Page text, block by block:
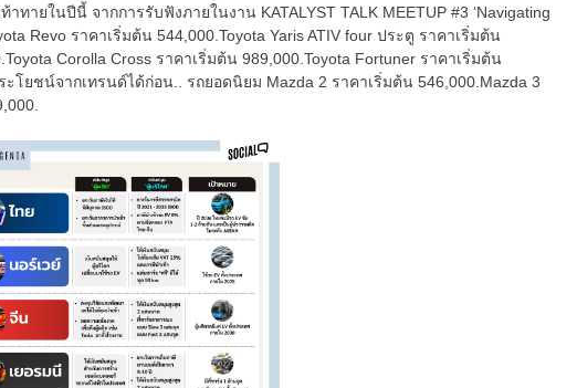
ายในปีนี้ จากการรับฟังภายในงาน KATALYST TALK MEETUP #3 ‘Navigating
Revo ราคาเริ่มต้น 544,000.Toyota Yaris ATIV four ประตู ราคาเริ่มต้น
Corolla Cross ราคาเริ่มต้น 989,000.Toyota Fortuner ราคาเริ่มต้น
โยชน์จากเทรนด์ได้ก่อน.. รถยอดนิยม Mazda 2 ราคาเริ่มต้น 546,000.Mazda 3